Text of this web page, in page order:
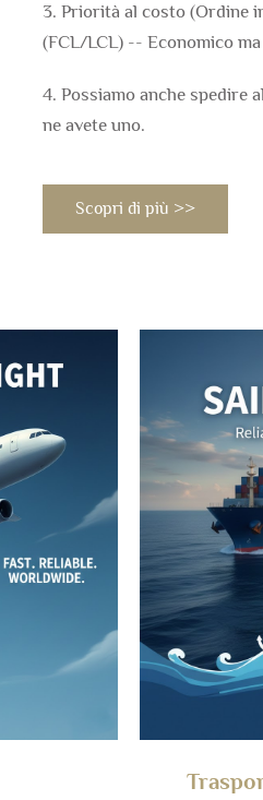
3. Priorità al costo (Ordine
(FCL/LCL) -- Economico
4. Possiamo anche spedire
ne avete uno.
Scopri di più >>